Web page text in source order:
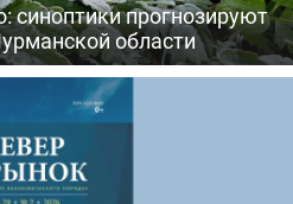
синоптики прогнозируют
области